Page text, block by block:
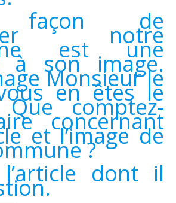
façon de
notre
est une
à son image.
Monsieur le
en êtes le
comptez-
concernant
et l’image de
?
dont il